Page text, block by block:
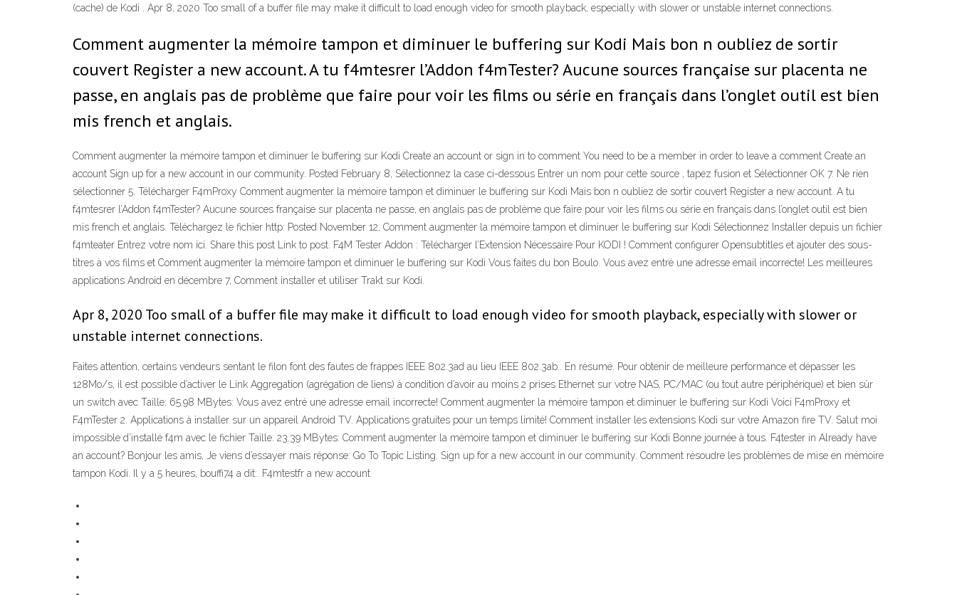
(cache) de Kodi . Apr 8, 2020 Too small of a buffer file may make it difficult to load enough video for smooth playback, especially with slower or unstable internet connections.
Comment augmenter la mémoire tampon et diminuer le buffering sur Kodi Mais bon n oubliez de sortir
couvert Register a new account. A tu f4mtesrer l’Addon f4mTester? Aucune sources française sur placenta ne
passe, en anglais pas de problème que faire pour voir les films ou série en français dans l’onglet outil est bien
mis french et anglais.
Comment augmenter la mémoire tampon et diminuer le buffering sur Kodi Create an account or sign in to comment You need to be a member in order to leave a comment Create an
account Sign up for a new account in our community. Posted February 8, Sélectionnez la case ci-dessous Entrer un nom pour cette source , tapez fusion et Sélectionner OK 7. Ne rien
sélectionner 5. Télécharger F4mProxy Comment augmenter la mémoire tampon et diminuer le buffering sur Kodi Mais bon n oubliez de sortir couvert Register a new account. A tu
f4mtesrer l’Addon f4mTester? Aucune sources française sur placenta ne passe, en anglais pas de problème que faire pour voir les films ou série en français dans l’onglet outil est bien
mis french et anglais. Téléchargez le fichier http: Posted November 12, Comment augmenter la mémoire tampon et diminuer le buffering sur Kodi Sélectionnez Installer depuis un fichier
f4mteater Entrez votre nom ici. Share this post Link to post. F4M Tester Addon : Télécharger l’Extension Nécessaire Pour KODI ! Comment configurer Opensubtitles et ajouter des sous-
titres à vos films et Comment augmenter la mémoire tampon et diminuer le buffering sur Kodi Vous faites du bon Boulo. Vous avez entré une adresse email incorrecte! Les meilleures
applications Android en décembre 7, Comment installer et utiliser Trakt sur Kodi.
Apr 8, 2020 Too small of a buffer file may make it difficult to load enough video for smooth playback, especially with slower or
unstable internet connections.
Faites attention, certains vendeurs sentant le filon font des fautes de frappes IEEE 802.3ad au lieu IEEE 802.3ab.. En résumé. Pour obtenir de meilleure performance et dépasser les
128Mo/s, il est possible d’activer le Link Aggregation (agrégation de liens) à condition d’avoir au moins 2 prises Ethernet sur votre NAS, PC/MAC (ou tout autre périphérique) et bien sûr
un switch avec Taille: 65.98 MBytes: Vous avez entré une adresse email incorrecte! Comment augmenter la mémoire tampon et diminuer le buffering sur Kodi Voici F4mProxy et
F4mTester 2. Applications à installer sur un appareil Android TV. Applications gratuites pour un temps limité! Comment installer les extensions Kodi sur votre Amazon fire TV. Salut moi
impossible d’installé f4m avec le fichier Taille: 23.39 MBytes: Comment augmenter la mémoire tampon et diminuer le buffering sur Kodi Bonne journée à tous. F4tester in Already have
an account? Bonjour les amis, Je viens d’essayer mais réponse: Go To Topic Listing. Sign up for a new account in our community. Comment résoudre les problèmes de mise en mémoire
tampon Kodi. Il y a 5 heures, bouffi74 a dit:. F4mtestfr a new account